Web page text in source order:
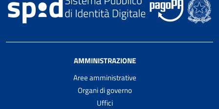
AMMINISTRAZIONE
Aree amministrative
Organi di governo
Uffici